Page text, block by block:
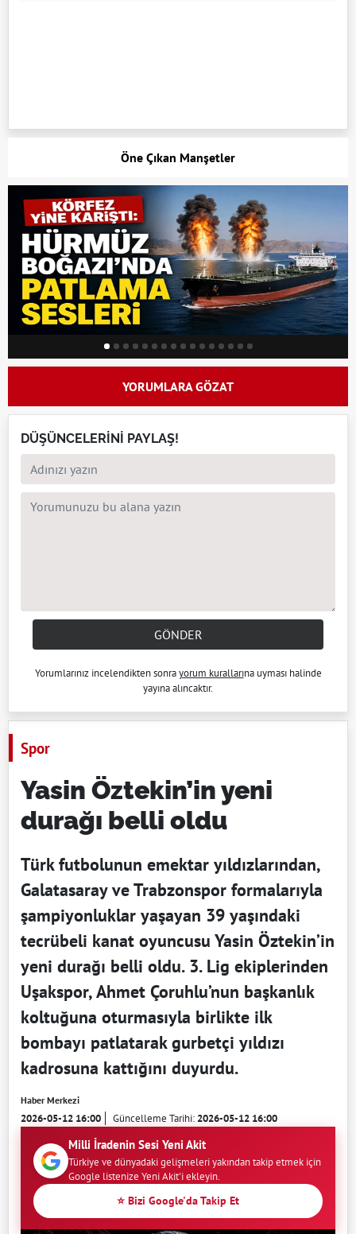
Öne Çıkan Manşetler
YORUMLARA GÖZAT
DÜŞÜNCELERİNİ PAYLAŞ!
GÖNDER
Yorumlarınız incelendikten sonrayorum kurallarına uyması halinde
yayına alıncaktır.
Spor
Yasin Öztekin’in yeni
durağı belli oldu
Türk futbolunun emektar yıldızlarından,
Galatasaray ve Trabzonspor formalarıyla
şampiyonluklar yaşayan 39 yaşındaki
tecrübeli kanat oyuncusu Yasin Öztekin’in
yeni durağı belli oldu. 3. Lig ekiplerinden
Uşakspor, Ahmet Çoruhlu’nun başkanlık
koltuğuna oturmasıyla birlikte ilk
bombayı patlatarak gurbetçi yıldızı
kadrosuna kattığını duyurdu.
Haber Merkezi
2026-05-12 16:00 Güncelleme Tarihi:2026-05-12 16:00
Milli İradenin Sesi Yeni Akit
Türkiye ve dünyadaki gelişmeleri yakından takip etmek için
Google listenize Yeni Akit'i ekleyin.
⭐ Bizi Google'da Takip Et